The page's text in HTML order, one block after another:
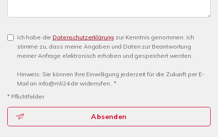
Ich habe die Datenschutzerklärung zur Kenntnis genommen. Ich
stimme zu, dass meine Angaben und Daten zur Beantwortung
meiner Anfrage elektronisch erhoben und gespeichert werden.
Hinweis: Sie können Ihre Einwilligung jederzeit für die Zukunft per E-
Mail an info@mli24.de widerrufen.. *
* Pflichtfelder
Absenden